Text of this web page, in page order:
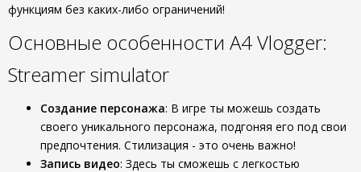
функциям без каких-либо ограничений!
Основные особенности A4 Vlogger:
Streamer simulator
Создание персонажа: В игре ты можешь создать
своего уникального персонажа, подгоняя его под свои
предпочтения. Стилизация - это очень важно!
Запись видео: Здесь ты сможешь с легкостью